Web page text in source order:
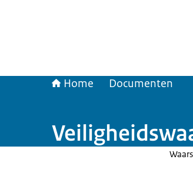
Home Documenten